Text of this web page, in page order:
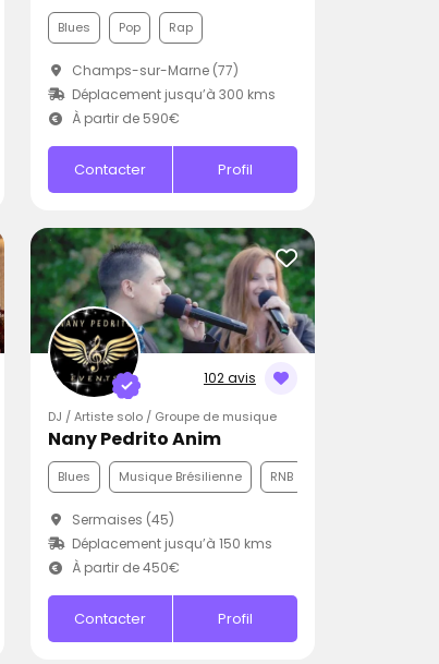
Blues Pop Rap
Champs-sur-Marne (77)
Déplacement jusqu’à 300 kms
À partir de 590€
Contacter Profil
102 avis
DJ / Artiste solo / Groupe de musique
Nany Pedrito Anim
Blues Musique Brésilienne RNB
Sermaises (45)
Déplacement jusqu’à 150 kms
À partir de 450€
Contacter Profil